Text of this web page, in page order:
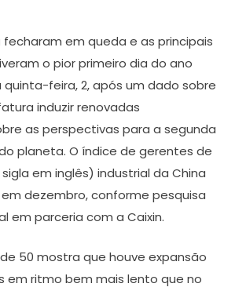
fecharam em queda e as principais
o pior primeiro dia do ano
quinta-feira, 2, após um dado sobre
induzir renovadas
as perspectivas para a segunda
planeta. O índice de gerentes de
em inglês) industrial da China
dezembro, conforme pesquisa
em parceria com a Caixin.
50 mostra que houve expansão
em ritmo bem mais lento que no